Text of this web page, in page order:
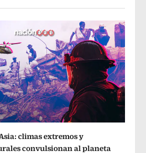
climas extremos y
convulsionan al planeta